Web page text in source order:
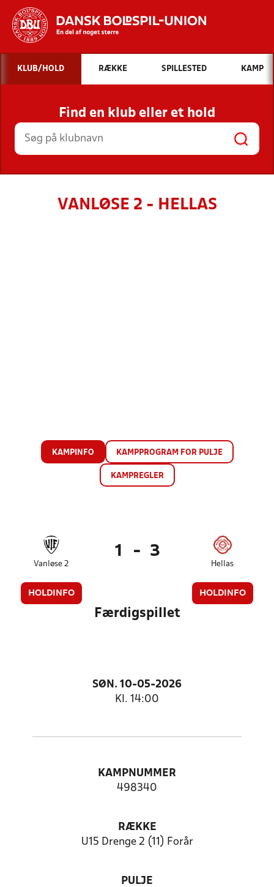
Hvad vil du søge efter?
INDHOLD OG NYHEDER
STILLINGER, RESULTATER, KLUBBER OG
HOLD
KLUB/HOLD RÆKKE SPILLESTED KAMP
Find en klub eller et hold
VANLØSE 2 - HELLAS
KAMPINFO KAMPPROGRAM FOR PULJE
KAMPREGLER
Vanløse 2
HOLDINFO
1 - 3
Hellas
HOLDINFO
Færdigspillet
SØN. 10-05-2026
Kl. 14:00
KAMPNUMMER
498340
RÆKKE
U15 Drenge 2 (11) Forår
PULJE